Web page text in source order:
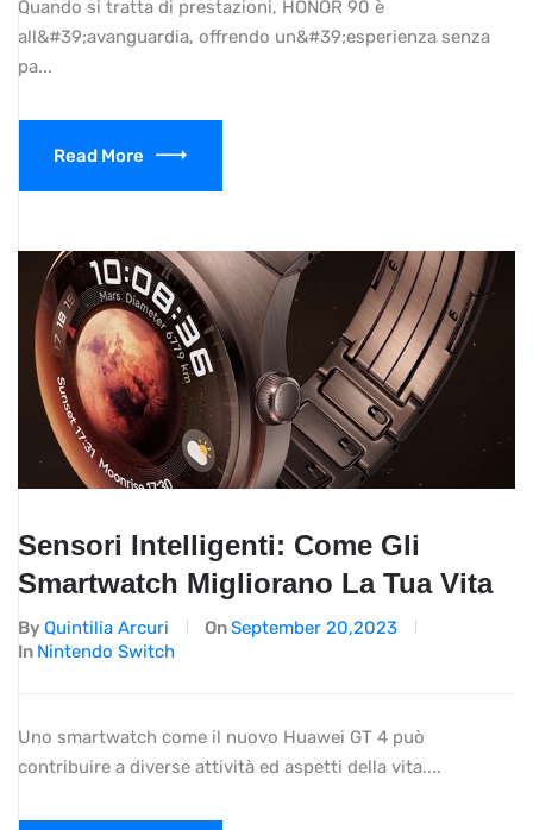
Quando si tratta di prestazioni, HONOR 90 è
all&#39;avanguardia, offrendo un&#39;esperienza senza
pa...
Read More
Sensori Intelligenti: Come Gli
Smartwatch Migliorano La Tua Vita
By Quintilia Arcuri OnSeptember 20,2023
In Nintendo Switch
Uno smartwatch come il nuovo Huawei GT 4 può
contribuire a diverse attività ed aspetti della vita....